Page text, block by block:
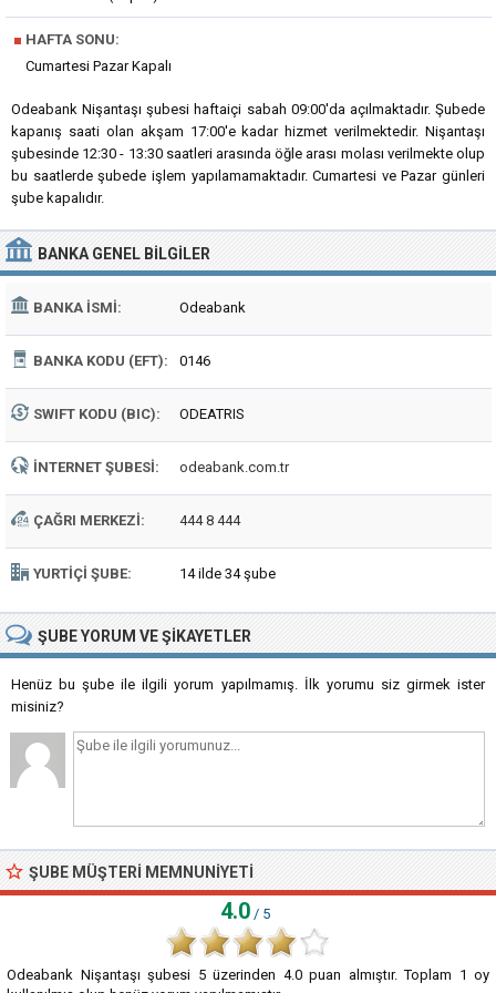
■ HAFTA SONU:
Cumartesi Pazar Kapalı
Odeabank Nişantaşı şubesi haftaiçi sabah 09:00'da açılmaktadır. Şubede
kapanış saati olan akşam 17:00'e kadar hizmet verilmektedir. Nişantaşı
şubesinde 12:30 - 13:30 saatleri arasında öğle arası molası verilmekte olup
bu saatlerde şubede işlem yapılamamaktadır. Cumartesi ve Pazar günleri
şube kapalıdır.
BANKA GENEL BILGILER
BANKA İSMI: Odeabank
BANKA KODU (EFT): 0146
SWIFT KODU (BIC): ODEATRIS
İNTERNET ŞUBESI: odeabank.com.tr
ÇAĞRI MERKEZI: 444 8 444
YURTIÇI ŞUBE: 14 ilde 34 şube
ŞUBEYORUM VE ŞIKAYETLER
Henüz bu şube ile ilgili yorum yapılmamış. İlk yorumu siz girmek ister
misiniz?
ŞUBE MÜŞTERI MEMNUNIYETI
4.0 / 5
Odeabank Nişantaşı şubesi 5üzerinden 4.0puan almıştır. Toplam 1 oy